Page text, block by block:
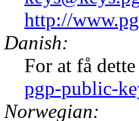
http://
Danish:
For at få
pgp-public-
Norwegian: